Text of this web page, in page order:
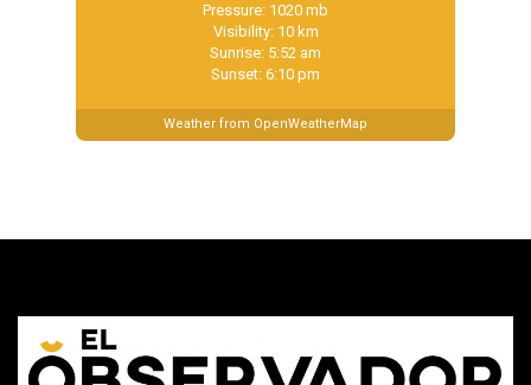
Pressure: 1020 mb
Visibility: 10 km
Sunrise: 5:52 am
Sunset: 6:10 pm
Weather from OpenWeatherMap